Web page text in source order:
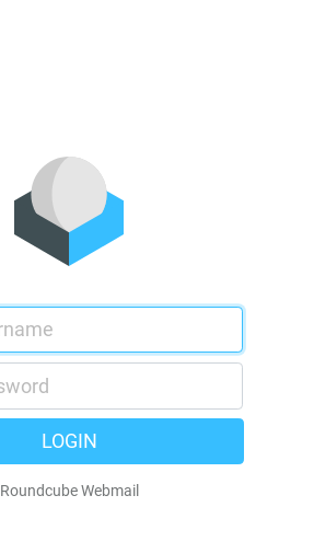
LOGIN
Roundcube Webmail